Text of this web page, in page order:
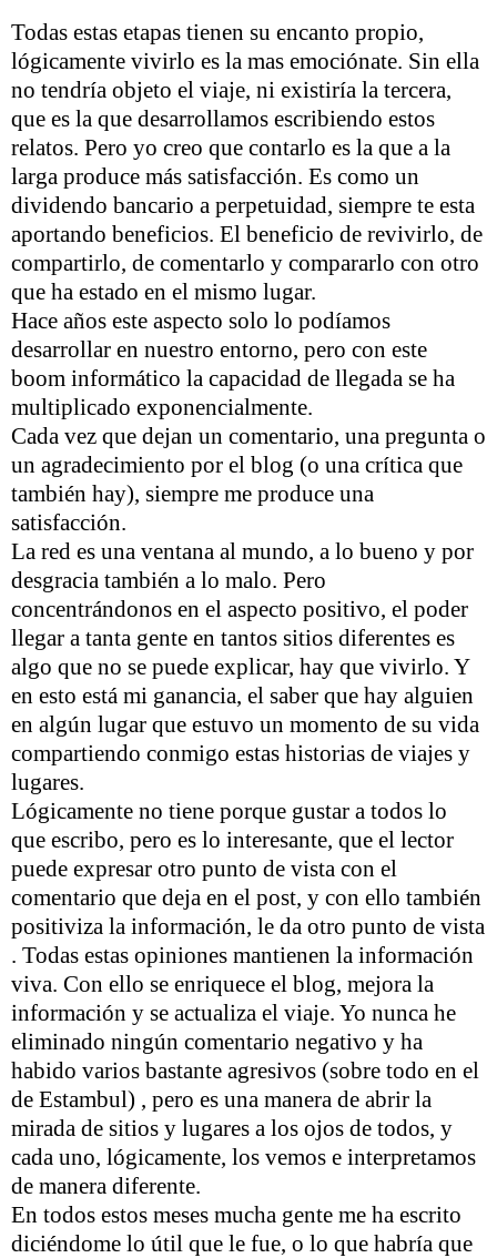
Todas estas etapas tienen su encanto propio,
lógicamente vivirlo es la mas emociónate. Sin ella
no tendría objeto el viaje, ni existiría la tercera,
que es la que desarrollamos escribiendo estos
relatos. Pero yo creo que contarlo es la que a la
larga produce más satisfacción. Es como un
dividendo bancario a perpetuidad, siempre te esta
aportando beneficios. El beneficio de revivirlo, de
compartirlo, de comentarlo y compararlo con otro
que ha estado en el mismo lugar.
Hace años este aspecto solo lo podíamos
desarrollar en nuestro entorno, pero con este
boom informático la capacidad de llegada se ha
multiplicado exponencialmente.
Cada vez que dejan un comentario, una pregunta o
un agradecimiento por el blog (o una crítica que
también hay), siempre me produce una
satisfacción.
La red es una ventana al mundo, a lo bueno y por
desgracia también a lo malo. Pero
concentrándonos en el aspecto positivo, el poder
llegar a tanta gente en tantos sitios diferentes es
algo que no se puede explicar, hay que vivirlo. Y
en esto está mi ganancia, el saber que hay alguien
en algún lugar que estuvo un momento de su vida
compartiendo conmigo estas historias de viajes y
lugares.
Lógicamente no tiene porque gustar a todos lo
que escribo, pero es lo interesante, que el lector
puede expresar otro punto de vista con el
comentario que deja en el post, y con ello también
positiviza la información, le da otro punto de vista
. Todas estas opiniones mantienen la información
viva. Con ello se enriquece el blog, mejora la
información y se actualiza el viaje. Yo nunca he
eliminado ningún comentario negativo y ha
habido varios bastante agresivos (sobre todo en el
de Estambul) , pero es una manera de abrir la
mirada de sitios y lugares a los ojos de todos, y
cada uno, lógicamente, los vemos e interpretamos
de manera diferente.
En todos estos meses mucha gente me ha escrito
diciéndome lo útil que le fue, o lo que habría que